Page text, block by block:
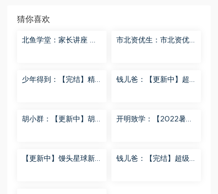
猜你喜欢
北鱼学堂：家长讲座 百
市北资优生：市北资优
少年得到：【完结】精
钱儿爸：【更新中】超
胡小群：【更新中】胡
开明致学：【2022暑
【更新中】馒头星球新
钱儿爸：【完结】超级